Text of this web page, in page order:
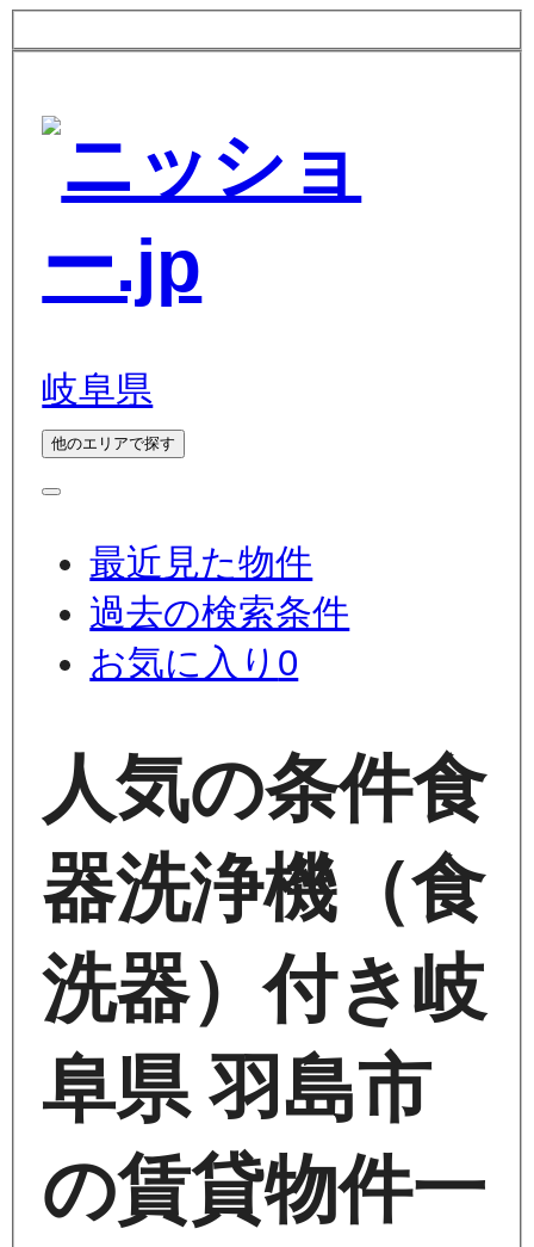
岐阜県
他のエリアで探す
最近見た物件
過去の検索条件
お気に入り 0
人気の条件食
器洗浄機（食
洗器）付き岐
阜県 羽島市
の賃貸物件一